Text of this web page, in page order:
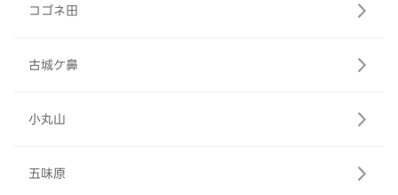
コゴネ田
古城ケ鼻
小丸山
五味原